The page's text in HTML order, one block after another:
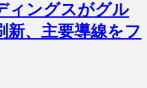
ィングスがグル
新、主要導線をフ